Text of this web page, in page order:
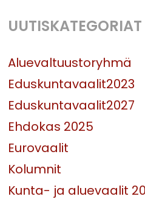
UUTISKATEGORIAT
Aluevaltuustoryhmä
Eduskuntavaalit2023
Eduskuntavaalit2027
Ehdokas 2025
Eurovaalit
Kolumnit
Kunta- ja aluevaalit